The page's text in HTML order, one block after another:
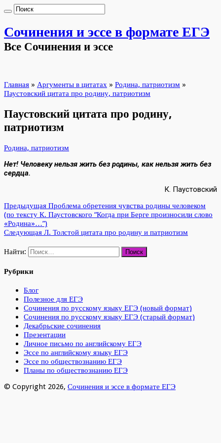
Сочинения и эссе в формате ЕГЭ
Все Сочинения и эссе
Главная » Аргументы в цитатах » Родина, патриотизм »
Паустовский цитата про родину, патриотизм
Паустовский цитата про родину,
патриотизм
Родина, патриотизм
Нет! Человеку нельзя жить без родины, как нельзя жить без
сердца.
К. Паустовский
Предыдущая Проблема обретения чувства родины человеком
(по тексту К. Паустовского “Когда при Берге произносили слово
«Родина»…”)
Следующая Л. Толстой цитата про родину и патриотизм
Найти:
Рубрики
Блог
Полезное для ЕГЭ
Сочинения по русскому языку ЕГЭ (новый формат)
Сочинения по русскому языку ЕГЭ (старый формат)
Декабрьские сочинения
Презентации
Личное письмо по английскому ЕГЭ
Эссе по английскому языку ЕГЭ
Эссе по обществознанию ЕГЭ
Планы по обществознанию ЕГЭ
© Copyright 2026, Сочинения и эссе в формате ЕГЭ